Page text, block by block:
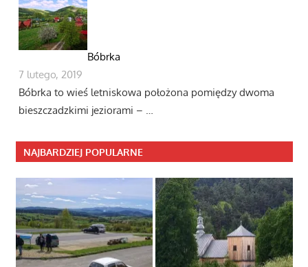
Bóbrka
7 lutego, 2019
Bóbrka to wieś letniskowa położona pomiędzy dwoma
bieszczadzkimi jeziorami – …
NAJBARDZIEJ POPULARNE